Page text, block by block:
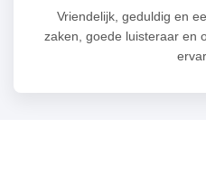
Vriendelijk, geduldig en
zaken, goede luisteraar en